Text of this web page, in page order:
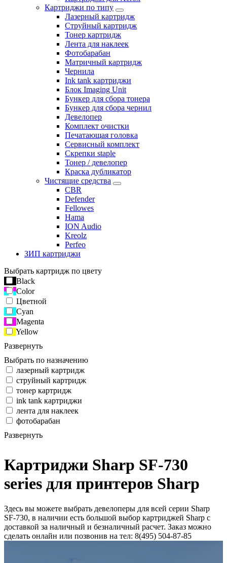
Картриджи по типу
Лазерный картридж
Струйный картридж
Тонер картридж
Лента для наклеек
Фотобарабан
Матричный картридж
Чернила
Ink tank картриджи
Блок Imaging Unit
Бункер для сбора тонера
Бункер для сбора чернил
Девелопер
Комплект очистки
Печатающая головка
Сервисный комплект
Скрепки staple
Тонер / девелопер
Краска дубликатор
Чистящие средства
CBR
Defender
Fellowes
Hama
ION Audio
Kreolz
Perfeo
ЗИП картриджи
Выбрать картридж по цвету
Black
Color
Цветной
Cyan
Magenta
Yellow
Развернуть
Выбрать по назначению
лазерный картридж
струйный картридж
тонер картридж
ink tank картриджи
лента для наклеек
фотобарабан
Развернуть
Картриджи Sharp SF-730
series для принтеров Sharp
Здесь вы можете выбрать девелоперы для всей серии Sharp
SF-730, в наличии есть большой выбор картриджей Sharp с
доставкой за наличный и безналичный расчет. Заказ можно
сделать онлайн или позвонив на тел: 8(495) 504-87-85